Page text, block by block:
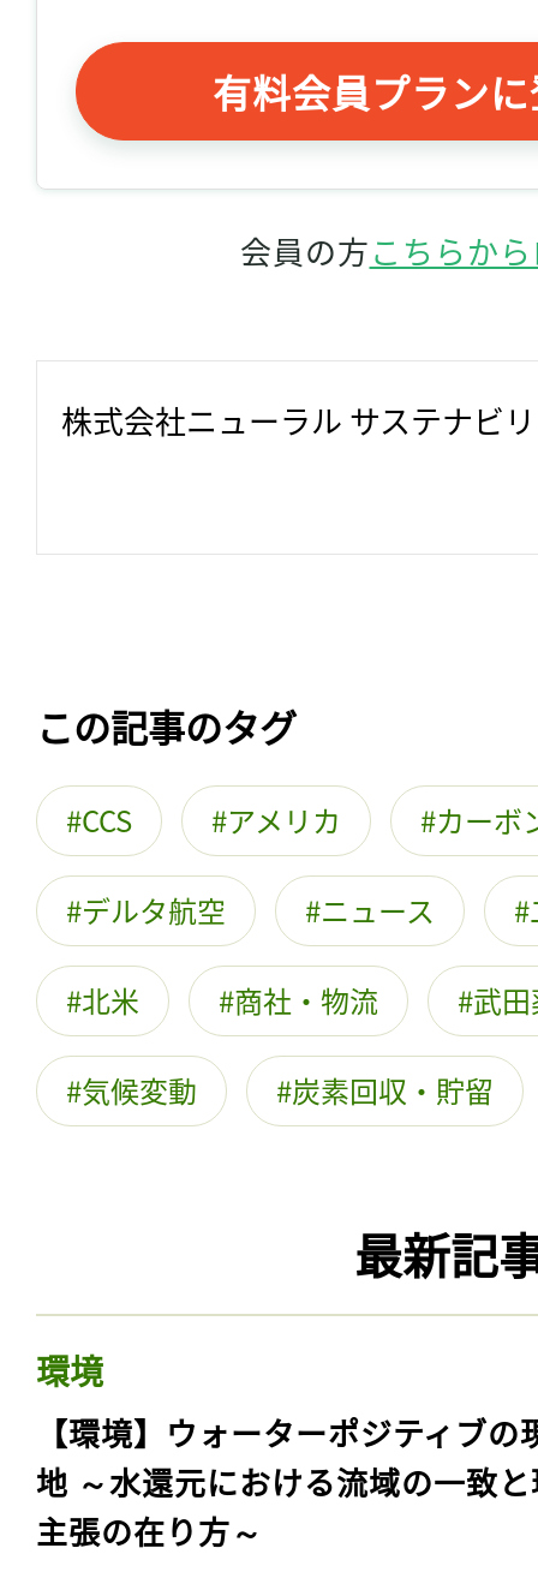
有料会員プラン
会員の方こちらか
株式会社ニューラル サステナビ
この記事のタグ
CCS アメリカ カーボ
デルタ航空 ニュース
北米 商社・物流 武
気候変動 炭素回収・貯留
最新記
環境
【環境】ウォーターポジティブの
地 ～水還元における流域の一致
主張の在り方～